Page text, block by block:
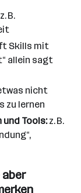
B.
Skills mit
allein sagt
nicht
zu lernen
und Tools:z. B.